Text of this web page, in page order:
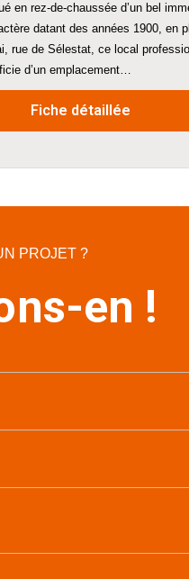
en rez-de-chaussée d’un bel
datant des années 1900, en
rue de Sélestat, ce local
d’un emplacement…
Fiche détaillée
PROJET ?
en !